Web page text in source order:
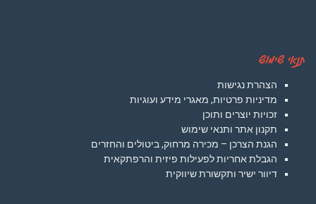
תנאי שימוש
הצהרת נגישות
מדיניות פרטיות, מאגרי מידע ועוגיות
זכויות יוצרים ותוכן
תקנון אתר ותנאי שימוש
הגנת הצרכן – מכירה מרחוק, ביטולים והחזרים
הגבלת אחריות לפעילות פיזית והרפתקאית
דיוור ישיר ותקשורת שיווקית